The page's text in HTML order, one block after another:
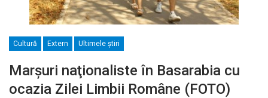
Cultură Extern Ultimele ştiri
Marşuri naţionaliste în Basarabia cu
ocazia Zilei Limbii Române (FOTO)